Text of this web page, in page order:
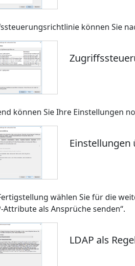
können Sie
können Sie Ihre Einstellungen
wählen Sie für die
Attribute als Ansprüche senden“.
LDAP als